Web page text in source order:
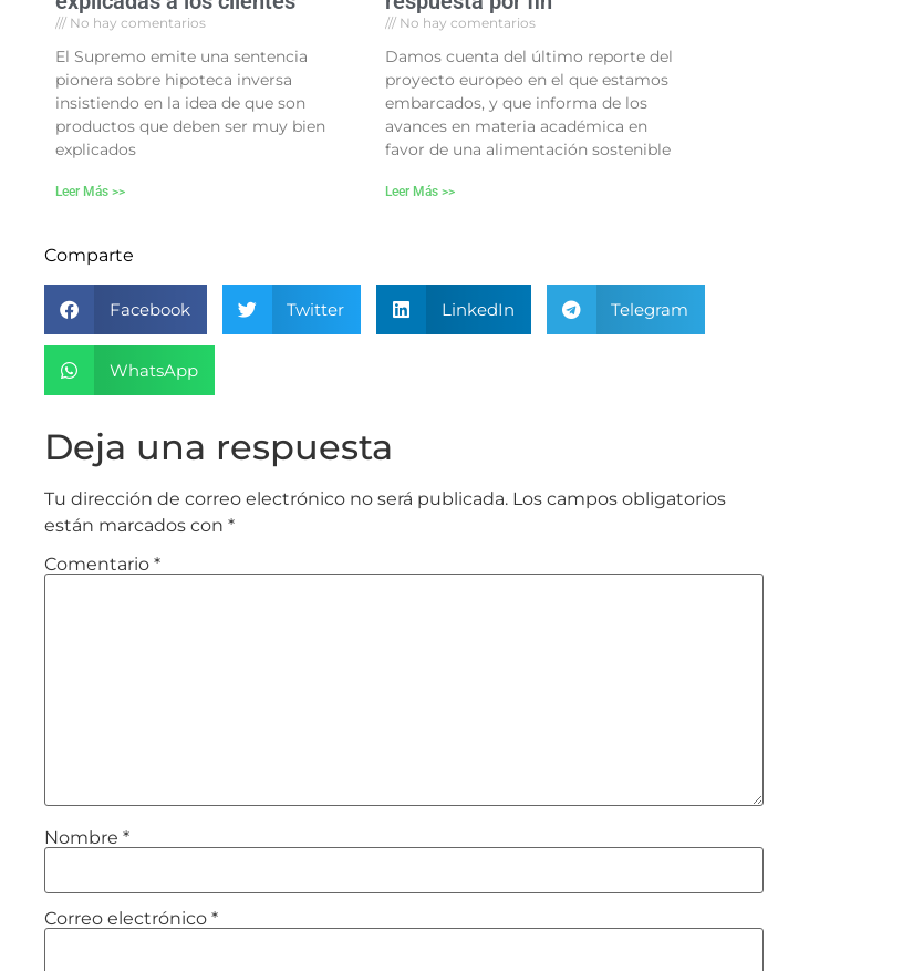
No hay comentarios
El Supremo emite una sentencia
pionera sobre hipoteca inversa
insistiendo en la idea de que son
productos que deben ser muy bien
explicados
Leer Más >>
No hay comentarios
Damos cuenta del último reporte del
proyecto europeo en el que estamos
embarcados, y que informa de los
avances en materia académica en
favor de una alimentación sostenible
Leer Más >>
Comparte
Facebook Twitter LinkedIn Telegram
WhatsApp
Deja una respuesta
Tu dirección de correo electrónico no será publicada. Los campos obligatorios
están marcados con *
Comentario *
Nombre *
Correo electrónico *